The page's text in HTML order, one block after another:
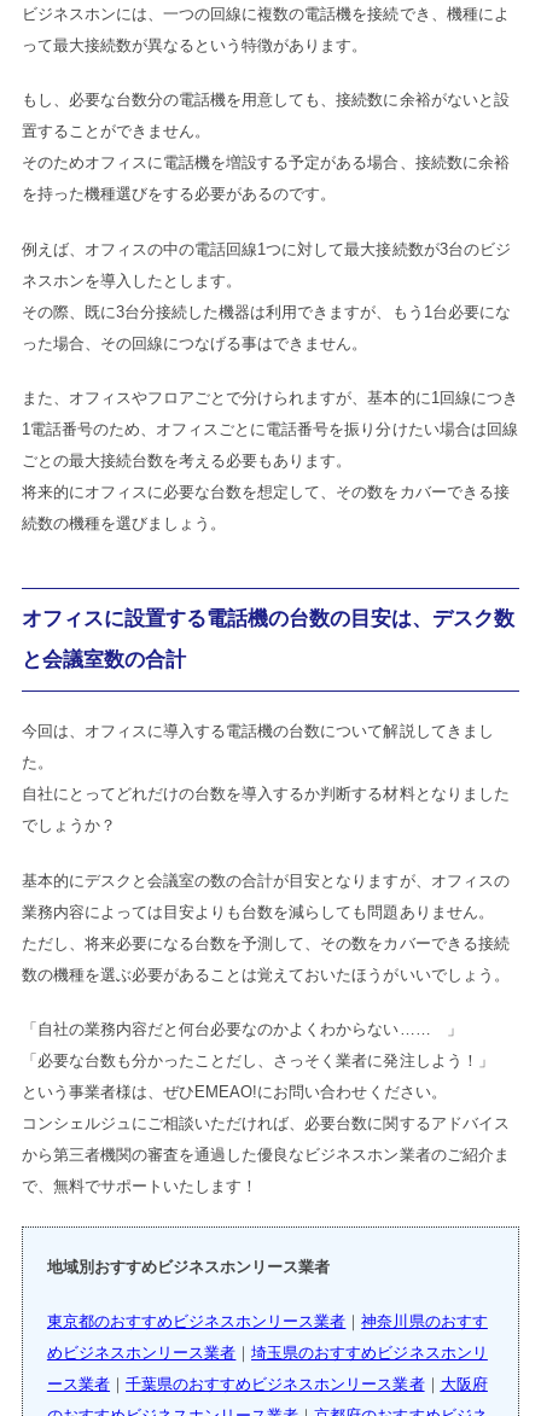
ビジネスホンには、一つの回線に複数の電話機を接続でき、機種によ
って最大接続数が異なるという特徴があります。
もし、必要な台数分の電話機を用意しても、接続数に余裕がないと設
置することができません。
そのためオフィスに電話機を増設する予定がある場合、接続数に余裕
を持った機種選びをする必要があるのです。
例えば、オフィスの中の電話回線1つに対して最大接続数が3台のビジ
ネスホンを導入したとします。
その際、既に3台分接続した機器は利用できますが、もう1台必要にな
った場合、その回線につなげる事はできません。
また、オフィスやフロアごとで分けられますが、基本的に1回線につき
1電話番号のため、オフィスごとに電話番号を振り分けたい場合は回線
ごとの最大接続台数を考える必要もあります。
将来的にオフィスに必要な台数を想定して、その数をカバーできる接
続数の機種を選びましょう。
オフィスに設置する電話機の台数の目安は、デスク数
と会議室数の合計
今回は、オフィスに導入する電話機の台数について解説してきまし
た。
自社にとってどれだけの台数を導入するか判断する材料となりました
でしょうか？
基本的にデスクと会議室の数の合計が目安となりますが、オフィスの
業務内容によっては目安よりも台数を減らしても問題ありません。
ただし、将来必要になる台数を予測して、その数をカバーできる接続
数の機種を選ぶ必要があることは覚えておいたほうがいいでしょう。
「自社の業務内容だと何台必要なのかよくわからない…… 」
「必要な台数も分かったことだし、さっそく業者に発注しよう！」
という事業者様は、ぜひEMEAO!にお問い合わせください。
コンシェルジュにご相談いただければ、必要台数に関するアドバイス
から第三者機関の審査を通過した優良なビジネスホン業者のご紹介ま
で、無料でサポートいたします！
地域別おすすめビジネスホンリース業者
東京都のおすすめビジネスホンリース業者 ｜神奈川県のおすす
めビジネスホンリース業者 ｜埼玉県のおすすめビジネスホンリ
ース業者 ｜千葉県のおすすめビジネスホンリース業者｜ 大阪府